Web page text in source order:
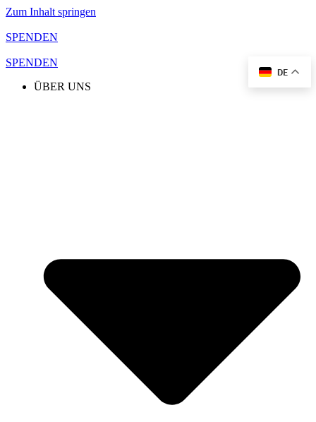
Zum Inhalt springen
SPENDEN
SPENDEN
ÜBER UNS
DE